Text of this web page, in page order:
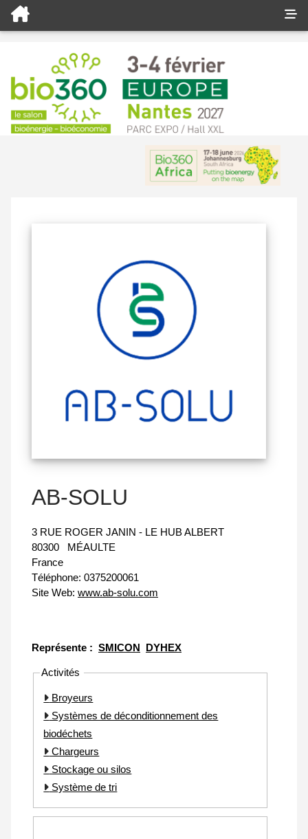
AB-SOLU
3 RUE ROGER JANIN - LE HUB ALBERT
80300
MÉAULTE
France
Téléphone: 0375200061
Site Web: www.ab-solu.com
Représente : SMICON DYHEX
Activités
Broyeurs
Systèmes de déconditionnement des
biodéchets
Chargeurs
Stockage ou silos
Système de tri